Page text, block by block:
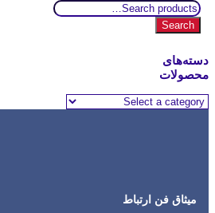
Search
for:
Search
دسته‌های
محصولات
میثاق فن ارتباط